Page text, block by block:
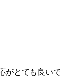
がとても良い